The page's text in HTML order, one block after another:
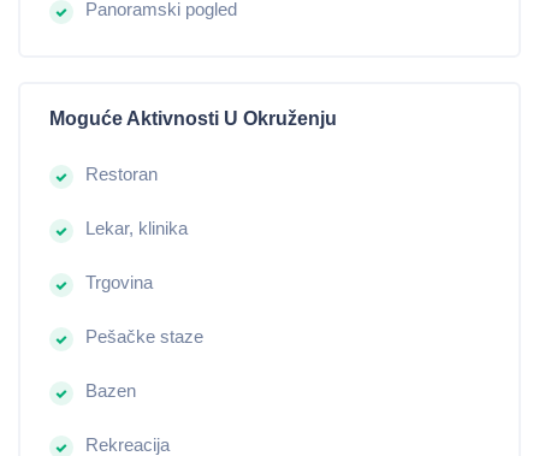
Panoramski pogled
Moguće Aktivnosti U Okruženju
Restoran
Lekar, klinika
Trgovina
Pešačke staze
Bazen
Rekreacija